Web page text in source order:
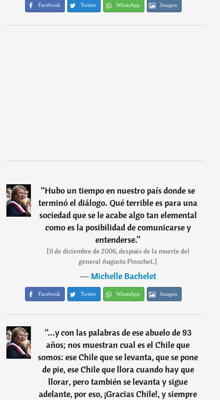
Facebook Twitter WhatsApp Imagen
“Hubo un tiempo en nuestro país donde se
terminó el diálogo. Qué terrible es para una
sociedad que se le acabe algo tan elemental
como es la posibilidad de comunicarse y
entenderse.”
[11 de diciembre de 2006, después de la muerte del
general Augusto Pinochet.]
―Michelle Bachelet
Facebook Twitter WhatsApp Imagen
“...y con las palabras de ese abuelo de 93
años; nos muestran cual es el Chile que
somos: ese Chile que se levanta, que se pone
de pie, ese Chile que llora cuando hay que
llorar, pero también se levanta y sigue
adelante, por eso, ¡Gracias Chile!, y siempre